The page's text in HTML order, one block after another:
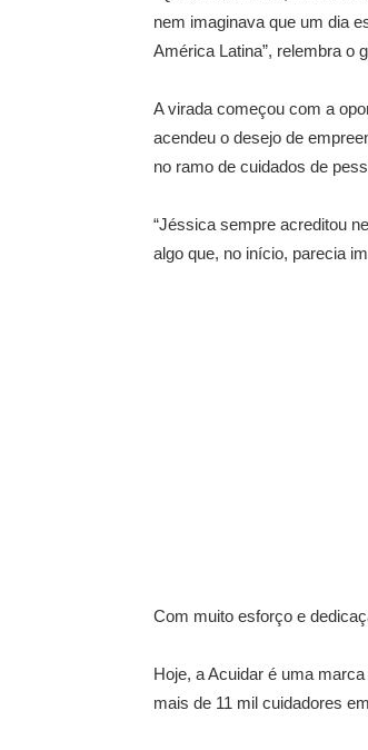
nem imaginava que um dia
América Latina”, relembra o
A virada começou com a
acendeu o desejo de
no ramo de cuidados de
“Jéssica sempre acreditou
algo que, no início, parecia
Com muito esforço e
Hoje, a Acuidar é uma
mais de 11 mil cuidadores